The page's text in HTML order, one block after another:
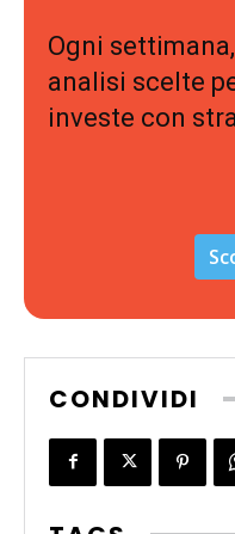
Ogni
analisi scelte
investe con
CONDIVIDI